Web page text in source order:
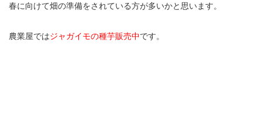
春に向けて畑の準備をされている方が多いかと思います。
農業屋ではジャガイモの種芋販売中です。